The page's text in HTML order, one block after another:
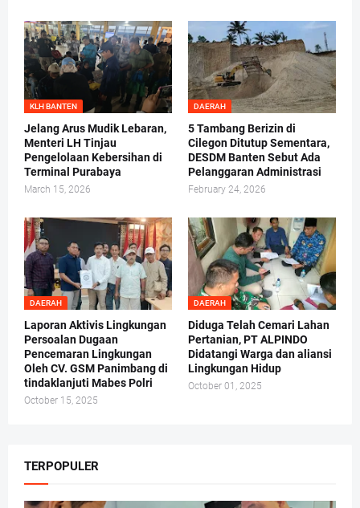
KLH BANTEN
Jelang Arus Mudik Lebaran,
Menteri LH Tinjau
Pengelolaan Kebersihan di
Terminal Purabaya
March 15, 2026
DAERAH
5 Tambang Berizin di
Cilegon Ditutup Sementara,
DESDM Banten Sebut Ada
Pelanggaran Administrasi
February 24, 2026
DAERAH
Laporan Aktivis Lingkungan
Persoalan Dugaan
Pencemaran Lingkungan
Oleh CV. GSM Panimbang di
tindaklanjuti Mabes Polri
October 15, 2025
DAERAH
Diduga Telah Cemari Lahan
Pertanian, PT ALPINDO
Didatangi Warga dan aliansi
Lingkungan Hidup
October 01, 2025
TERPOPULER